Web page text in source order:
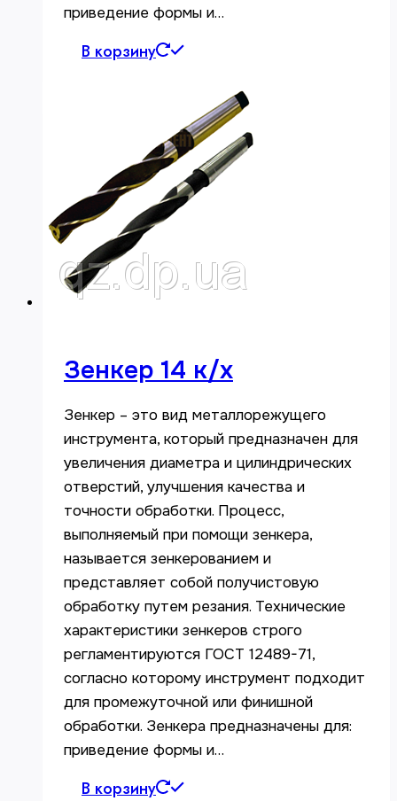
приведение формы и…
В корзину
Зенкер 14 к/х
Зенкер – это вид металлорежущего
инструмента, который предназначен для
увеличения диаметра и цилиндрических
отверстий, улучшения качества и
точности обработки. Процесс,
выполняемый при помощи зенкера,
называется зенкерованием и
представляет собой получистовую
обработку путем резания. Технические
характеристики зенкеров строго
регламентируются ГОСТ 12489-71,
согласно которому инструмент подходит
для промежуточной или финишной
обработки. Зенкера предназначены для:
приведение формы и…
В корзину